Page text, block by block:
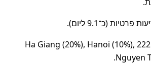
תחנות עיקריות: Ha Giang (20%), Hanoi (10%), 222
Nguyen